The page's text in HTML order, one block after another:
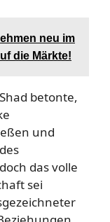
neu im
die Märkte!
betonte,
und
das volle
sei